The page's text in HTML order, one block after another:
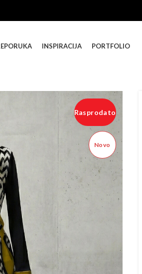
INSPIRACIJA PORTFOLIO
Rasprodato
Novo